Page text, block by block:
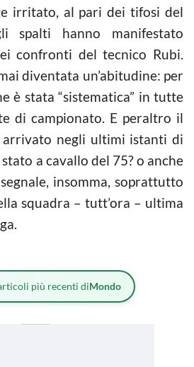
irritato, al pari dei tifosi del
spalti hanno manifestato
confronti del tecnico Rubi.
diventata un’abitudine: per
è stata “sistematica” in tutte
di campionato. E peraltro il
negli ultimi istanti di
stato a cavallo del 75? o anche
insomma, soprattutto
squadra – tutt’ora – ultima
più recenti diMondo